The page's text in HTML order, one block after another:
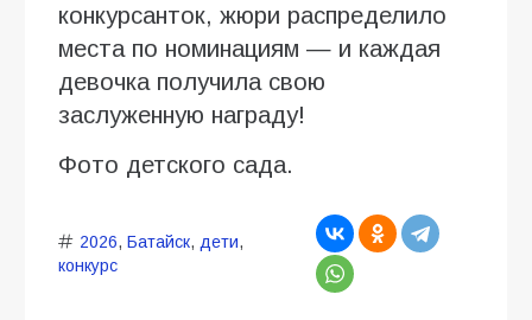
конкурсанток, жюри распределило
места по номинациям — и каждая
девочка получила свою
заслуженную награду!
Фото детского сада.
2026, Батайск, дети,
конкурс